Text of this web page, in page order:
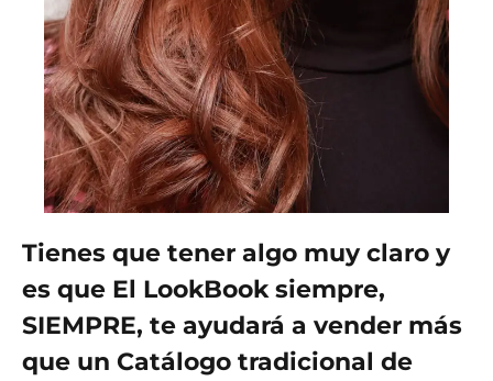
Tienes que tener algo muy claro y
es que El LookBook siempre,
SIEMPRE, te ayudará a vender más
que un Catálogo tradicional de